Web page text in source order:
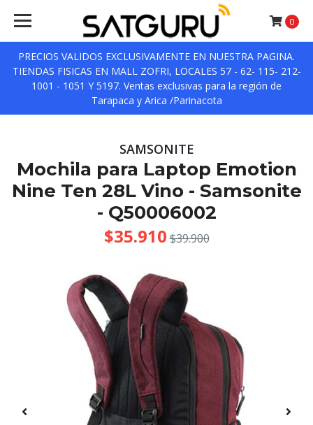
PRECIOS VALIDOS EXCLUSIVAMENTE EN NUESTRA PAGINA.
TIENDAS FISICAS EN MALL ZOFRI, LOCALES 57 - 62- 115- 212-
1001 - 1051 Y 5197. Ventas exclusivas para la región de
Tarapaca y Arica /Parinacota
0
SAMSONITE
Mochila para Laptop Emotion
Nine Ten 28L Vino - Samsonite
- Q50006002
$35.910 $39.900